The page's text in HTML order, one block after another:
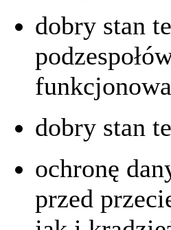
dobry stan
dobry stan
ochronę
przed